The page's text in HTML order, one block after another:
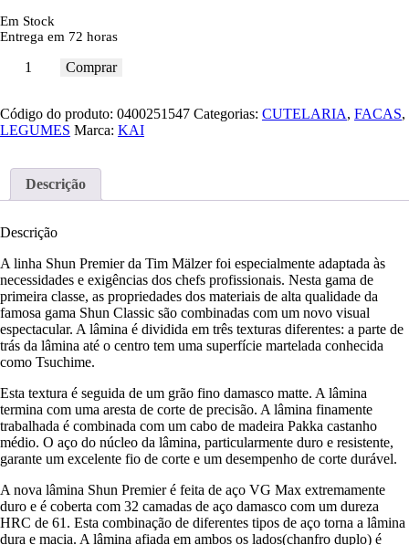
Em Stock
Entrega em 72 horas
Comprar
Código do produto: 0400251547 Categorias: CUTELARIA, FACAS,
LEGUMES Marca: KAI
Descrição
Descrição
A linha Shun Premier da Tim Mälzer foi especialmente adaptada às
necessidades e exigências dos chefs profissionais. Nesta gama de
primeira classe, as propriedades dos materiais de alta qualidade da
famosa gama Shun Classic são combinadas com um novo visual
espectacular. A lâmina é dividida em três texturas diferentes: a parte de
trás da lâmina até o centro tem uma superfície martelada conhecida
como Tsuchime.
Esta textura é seguida de um grão fino damasco matte. A lâmina
termina com uma aresta de corte de precisão. A lâmina finamente
trabalhada é combinada com um cabo de madeira Pakka castanho
médio. O aço do núcleo da lâmina, particularmente duro e resistente,
garante um excelente fio de corte e um desempenho de corte durável.
A nova lâmina Shun Premier é feita de aço VG Max extremamente
duro e é coberta com 32 camadas de aço damasco com um dureza
HRC de 61. Esta combinação de diferentes tipos de aço torna a lâmina
dura e macia. A lâmina afiada em ambos os lados(chanfro duplo) é